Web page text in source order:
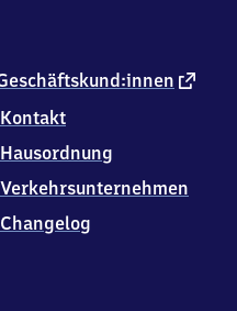
8
4
Sulzbach
a.Main
externer
Kontakt
Hausordnung
Verkehrsunternehmen
Changelog